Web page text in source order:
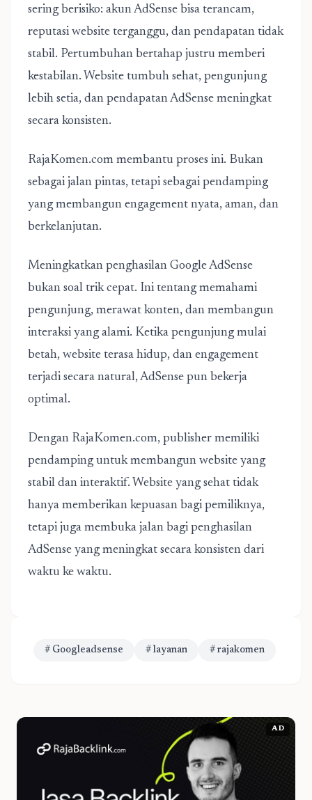
sering berisiko: akun AdSense bisa terancam,
reputasi website terganggu, dan pendapatan tidak
stabil. Pertumbuhan bertahap justru memberi
kestabilan. Website tumbuh sehat, pengunjung
lebih setia, dan pendapatan AdSense meningkat
secara konsisten.
RajaKomen.com membantu proses ini. Bukan
sebagai jalan pintas, tetapi sebagai pendamping
yang membangun engagement nyata, aman, dan
berkelanjutan.
Meningkatkan penghasilan Google AdSense
bukan soal trik cepat. Ini tentang memahami
pengunjung, merawat konten, dan membangun
interaksi yang alami. Ketika pengunjung mulai
betah, website terasa hidup, dan engagement
terjadi secara natural, AdSense pun bekerja
optimal.
Dengan RajaKomen.com, publisher memiliki
pendamping untuk membangun website yang
stabil dan interaktif. Website yang sehat tidak
hanya memberikan kepuasan bagi pemiliknya,
tetapi juga membuka jalan bagi penghasilan
AdSense yang meningkat secara konsisten dari
waktu ke waktu.
# Googleadsense # layanan # rajakomen
AD